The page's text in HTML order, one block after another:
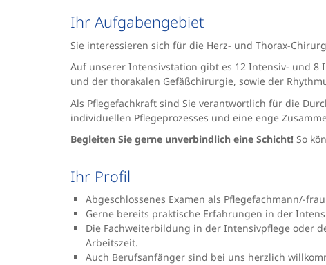
Ihr Aufgabengebiet
Sie interessieren sich für die Herz- und Thorax-
Auf unserer Intensivstation gibt es 12 Intensiv- und 8
und der thorakalen Gefäßchirurgie, sowie der
Als Pflegefachkraft sind Sie verantwortlich für die
individuellen Pflegeprozesses und eine enge
Begleiten Sie gerne unverbindlich eine Schicht! So
Ihr Profil
Abgeschlossenes Examen als Pflegefachmann/-frau
Gerne bereits praktische Erfahrungen in der
Die Fachweiterbildung in der Intensivpflege oder
Arbeitszeit.
Auch Berufsanfänger sind bei uns herzlich